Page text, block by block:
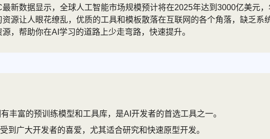
新数据显示，全球人工智能市场规模预计将在2025年达到3000亿美元
源让人眼花缭乱，优质的工具和模板散落在互联网的各个角落，缺乏系
，帮助你在AI学习的道路上少走弯路，快速提升。
丰富的预训练模型和工具库，是AI开发者的首选工具之一。
到广大开发者的喜爱，尤其适合研究和快速原型开发。